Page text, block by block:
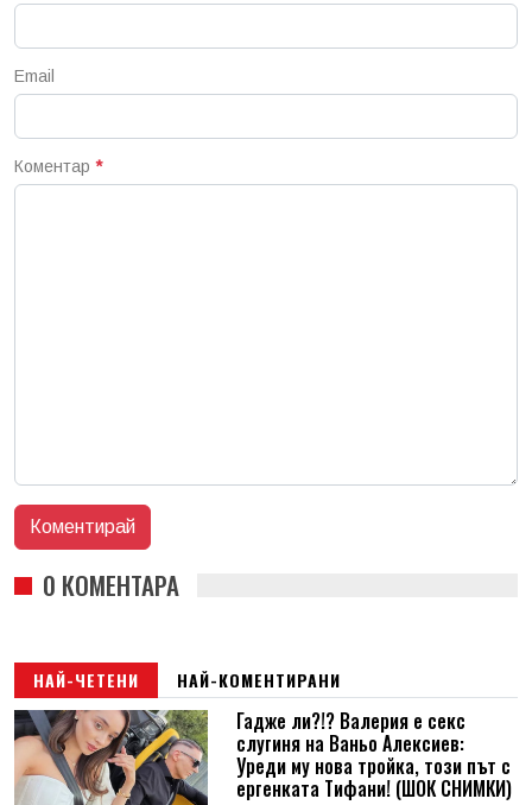
Email
Коментар *
0 КОМЕНТАРА
НАЙ-ЧЕТЕНИ НАЙ-КОМЕНТИРАНИ
Гадже ли?!? Валерия е секс
слугиня на Ваньо Алексиев:
Уреди му нова тройка, този път с
ергенката Тифани! (ШОК СНИМКИ)